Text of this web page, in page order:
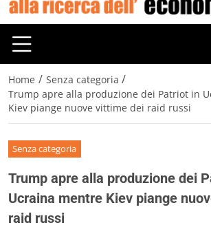
Home / Senza categoria /
Trump apre alla produzione dei Patriot in
Kiev piange nuove vittime dei raid russi
Senza categoria
Trump apre alla produzione dei
Ucraina mentre Kiev piange
raid russi